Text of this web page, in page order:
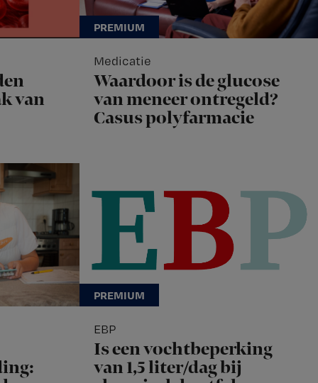
van
Medicatie
Waardoor is de glucose
van meneer ontregeld?
Casus polyfarmacie
EBP
Is een vochtbeperking
van 1,5 liter/dag bij